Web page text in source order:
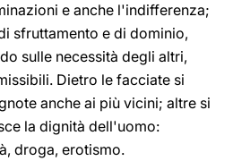
e anche l'indifferenza;
sfruttamento e di dominio,
sulle necessità degli altri,
Dietro le facciate si
anche ai più vicini; altre si
la dignità dell'uomo:
droga, erotismo.